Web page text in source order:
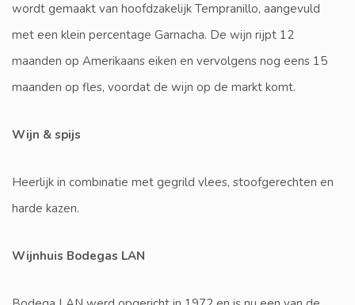
wordt gemaakt van hoofdzakelijk Tempranillo, aangevuld
met een klein percentage Garnacha. De wijn rijpt 12
maanden op Amerikaans eiken en vervolgens nog eens 15
maanden op fles, voordat de wijn op de markt komt.
Wijn & spijs
Heerlijk in combinatie met gegrild vlees, stoofgerechten en
harde kazen.
Wijnhuis Bodegas LAN